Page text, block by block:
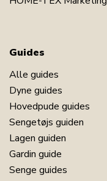
Guides
Alle guides
Dyne guides
Hovedpude guides
Sengetøjs guiden
Lagen guiden
Gardin guide
Senge guides